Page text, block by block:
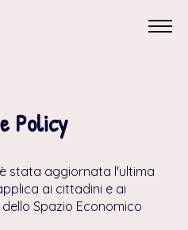
Policy
stata aggiornata l'ultima
ai cittadini e ai
Spazio Economico